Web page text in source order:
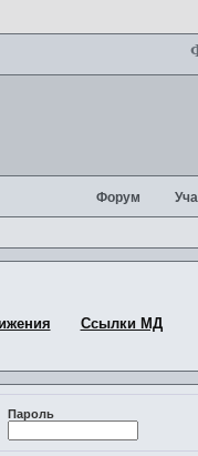
Форум
Ссылки МД
Пароль